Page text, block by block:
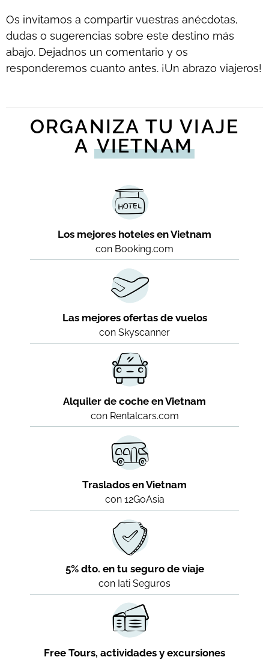
Os invitamos a compartir vuestras anécdotas,
dudas o sugerencias sobre este destino más
abajo. Dejadnos un comentario y os
responderemos cuanto antes. ¡Un abrazo viajeros!
ORGANIZA TU VIAJE
AVIETNAM
Los mejores hoteles en Vietnam
con Booking.com
Las mejores ofertas de vuelos
con Skyscanner
Alquiler de coche en Vietnam
con Rentalcars.com
Traslados en Vietnam
con 12GoAsia
5% dto. en tu seguro de viaje
con Iati Seguros
Free Tours, actividades y excursiones